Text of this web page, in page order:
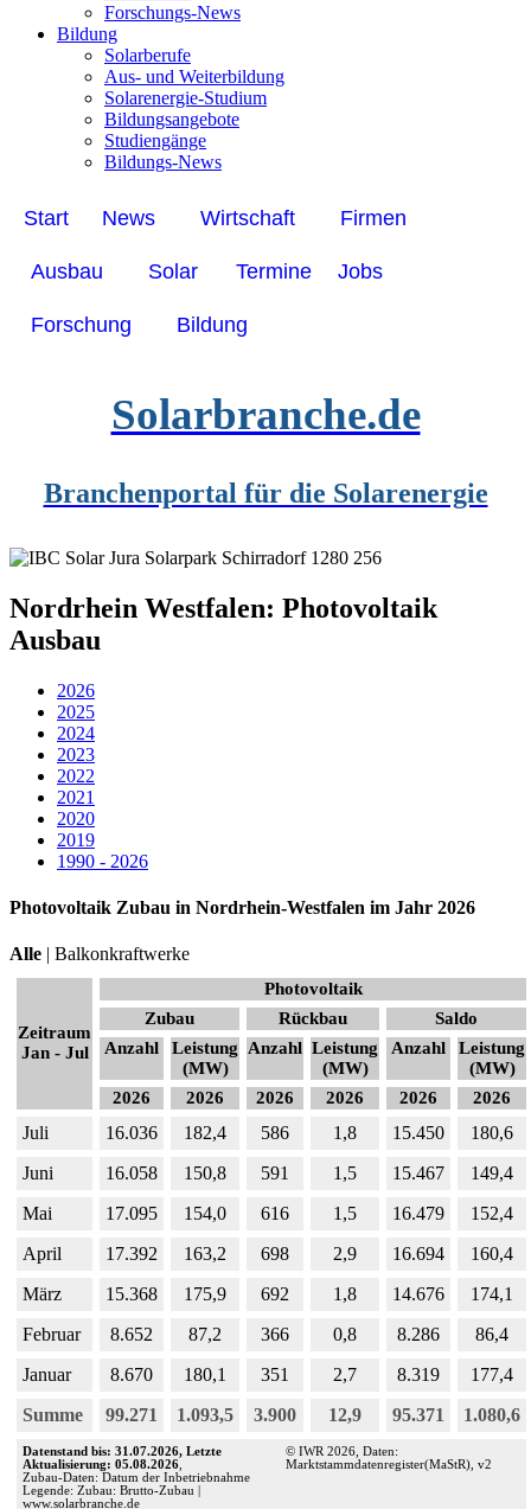
Forschungs-News
Bildung
Solarberufe
Aus- und Weiterbildung
Solarenergie-Studium
Bildungsangebote
Studiengänge
Bildungs-News
Start News Wirtschaft Firmen
Ausbau Solar Termine Jobs
Forschung Bildung
Solarbranche.de
Branchenportal für die Solarenergie
Nordrhein Westfalen: Photovoltaik
Ausbau
2026
2025
2024
2023
2022
2021
2020
2019
1990 - 2026
Photovoltaik Zubau in Nordrhein-Westfalen im Jahr 2026
Alle | Balkonkraftwerke
Zeitraum
Jan - Jul
Photovoltaik
Zubau
Rückbau
Saldo
Anzahl
Leistung
(MW)
Anzahl Leistung
(MW)
Anzahl
Leistung
(MW)
2026
2026 2026 2026 2026 2026
Juli 16.036 182,4 586 1,8 15.450
180,6
Juni
16.058 150,8 591 1,5 15.467
149,4
Mai
17.095 154,0 616 1,5 16.479
152,4
April
17.392 163,2 698 2,9 16.694
160,4
März
15.368 175,9 692 1,8 14.676
174,1
Februar
8.652 87,2 366 0,8 8.286
86,4
Januar
8.670 180,1 351 2,7 8.319
177,4
Summe
99.271 1.093,5 3.900 12,9 95.371 1.080,6
Datenstand bis: 31.07.2026, Letzte
Aktualisierung: 05.08.2026
Zubau-Daten: Datum der Inbetriebnahme
Legende: Zubau: Brutto-Zubau |
www.solarbranche.de
© IWR 2026, Daten:
Marktstammdatenregister(MaStR), v2